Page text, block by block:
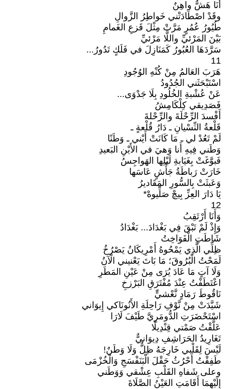
أَنَا هَشٌّ واهِنٌ
وقَدْ اصْطَادَتْني خَواطِرُ الزَّوالِ
طُيُورُ عُمُرٍ مَرَّتْ مِثْلَ قَزعِ الغَمامِ
بَيْنَ المَرْئيِّ واللَّا مَرْئيِّ
سَرَّدَهَا العُبُورُ كَمَنَازِلَ في فَلَكٍ تَدُورُ...
11
هَرَبَ العَالمُ مِنْ كُنْهِ الوُجُودِ
اسْتَبْحَثَني الجُدُودُ
عَنْ عُشْبةِ الخُلُودِ بِلَا جَدْوَى...
فَصَدِيقي كِلْكَامِشُ
أَفْسدَ الرِّحْلَةَ والرِّحْلةَ
قَلْعةُ النِّسْيانِ ـ دَارُ قُلْعةٍ ـ
لَمْ تَعُدْ لي ـ مَا كَانَتْ أَيْني ـ وَطَنًا
وَطَني فِيهِ أَنا وَهيَ في الأَيْنِ البَعيدِ
فَبوَّغَتْ بِغَيَابةِ لَيْلِها الهَواجِسُ
خَارَتْ رَباطَةُ جَأْشٍ عَاسَها
وَعَبثَتْ بِالسُّورِ المَقَاديرُ
يَا دَارَ العِزِّ بِيچْ صَلِّيوهْ*
12
وَأَنَا أَرْتَقِبُ
وَإِذْ لَمْ تَبْقَ فِي بَغْدَادَ... بَغْدَادُ
شَاطَتِ الْفَوَاخِتُ
ظِلِّي الَّذِي يَمْحُوهُ أَمْرِيكَانُ يَصْرُخُ
لَمَحْتُ الْبُرُوقَ؛ مَا بَاتَ يَعْنيني الْآنُ
وَلَا آتٍ مَا عَادَ يُرَى مِنْ عَيْنِ المَطَرِ
اعْتَطَفْتُ عِنْدَ مُفْتَرَقِ البَرْزخِ
نَاقُوطَ رَمَادٍ نَّعْشيٍّ
شَيَّدَتْ مِنْ نَّوْفِ رَاحِلَةِ الأَنُونَاكي إِيوَاني
اسْتَحْضَرَتِ الدُّومَرِيَّ طَيْفَ لَارَا
عَلَّقْتُ صَمْتي قِنْدِيلًا
تَغَارِيدُ الحَرَاشِفِ دِيوَانيٌّ
لَيْسَ لِقَلْبي خَارِجَهُ ظِلٌّ وَلَا وَطَنٌ!
طَفِقْتُ أَحْرُثُ حَقْلَ الْبَنَفْسَجِ وَالْخُزْمَى
وعلى شَفاهِ القَلْبِ عِشْقي وَوَطَني
إِلَيْهِمَا أَقَامَتِ العَيْنُ الصَّلَاةَ